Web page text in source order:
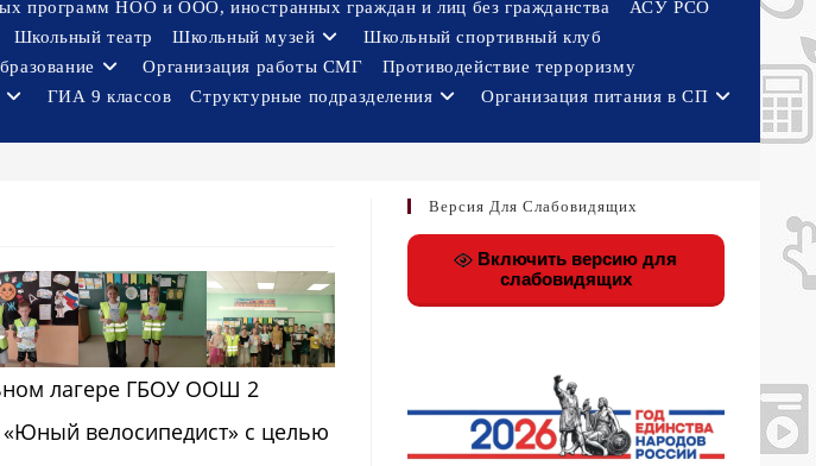
программ НОО и ООО, иностранных граждан и лиц без гражданства
АСУ РСО
Школьный театр Школьный музей
Школьный спортивный клуб
Организация работы СМГ
Противодействие терроризму
ГИА 9 классов Структурные подразделения
Организация питания в СП
лагере ГБОУ ООШ 2
велосипедист» с целью
Версия Для Слабовидящих
Включить версию для
слабовидящих